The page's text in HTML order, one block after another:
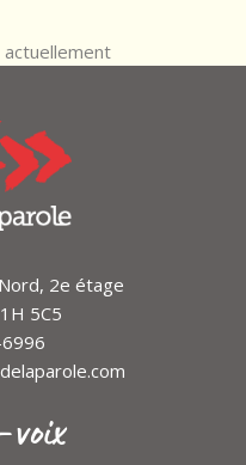
actuellement
2e étage
5C5
voix